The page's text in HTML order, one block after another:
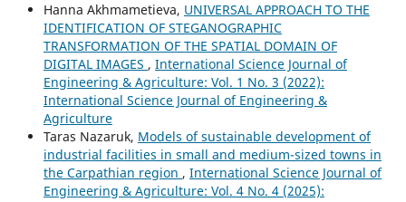
Hanna Akhmametieva, UNIVERSAL APPROACH TO THE
IDENTIFICATION OF STEGANOGRAPHIC
TRANSFORMATION OF THE SPATIAL DOMAIN OF
DIGITAL IMAGES , International Science Journal of
Engineering & Agriculture: Vol. 1 No. 3 (2022):
International Science Journal of Engineering &
Agriculture
Taras Nazaruk, Models of sustainable development of
industrial facilities in small and medium-sized towns in
the Carpathian region , International Science Journal of
Engineering & Agriculture: Vol. 4 No. 4 (2025):